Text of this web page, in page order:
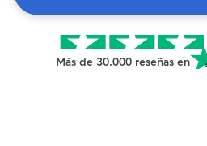
Más de 30.000 reseñas en